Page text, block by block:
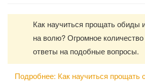
Как научиться прощать обиды
на волю? Огромное
ответы на подобные вопросы.
Подробнее: Как научиться прощать